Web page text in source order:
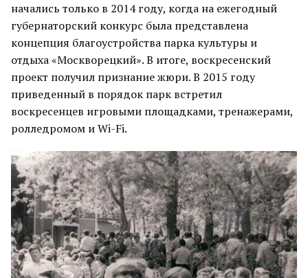
начались только в 2014 году, когда на ежегодный
губернаторский конкурс была представлена
концепция благоустройства парка культуры и
отдыха «Москворецкий». В итоге, воскресенский
проект получил признание жюри. В 2015 году
приведенный в порядок парк встретил
воскресенцев игровыми площадками, тренажерами,
ролледромом и Wi-Fi.